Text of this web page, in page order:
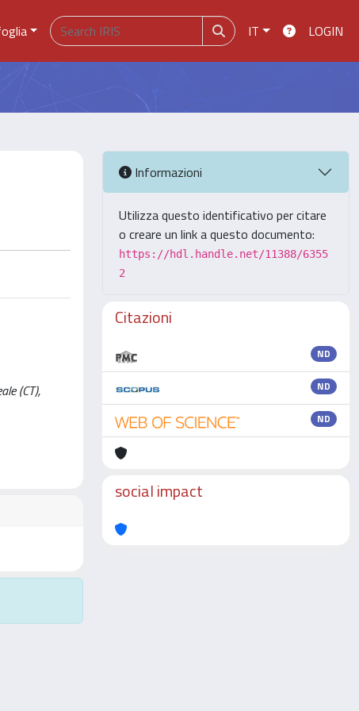
IT LOGIN
(CT),
Informazioni
Utilizza questo identificativo per citare
o creare un link a questo documento:
https://hdl.handle.net/11388/6355
2
Citazioni
ND
ND
ND
social impact